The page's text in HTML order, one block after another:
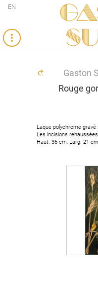
EN
Gaston
Rouge
Laque polychrome
Les incisions
Haut. 36 cm, Larg. 21 cm
Laque polychrome
Les incisions
Haut. 36 cm, Larg. 21 cm